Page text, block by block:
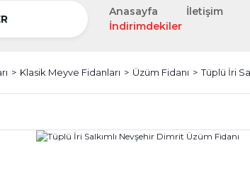
Anasayfa İletişim
İndirimdekiler
Klasik Meyve Fidanları Üzüm Fidanı Tüplü İri